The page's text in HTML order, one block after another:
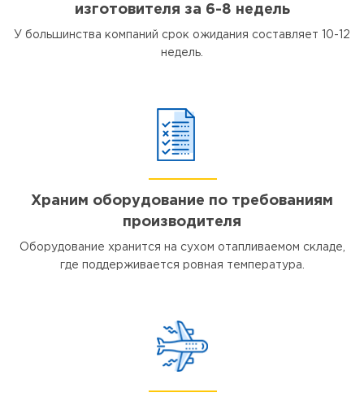
изготовителя за 6-8 недель
У большинства компаний срок ожидания составляет 10-12
недель.
Храним оборудование по требованиям
производителя
Оборудование хранится на сухом отапливаемом складе,
где поддерживается ровная температура.